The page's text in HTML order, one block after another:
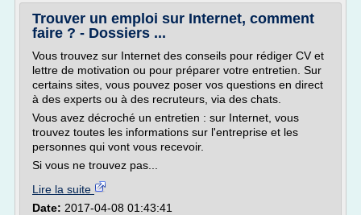
Trouver un emploi sur Internet, comment
faire ? - Dossiers ...
Vous trouvez sur Internet des conseils pour rédiger CV et
lettre de motivation ou pour préparer votre entretien. Sur
certains sites, vous pouvez poser vos questions en direct
à des experts ou à des recruteurs, via des chats.
Vous avez décroché un entretien : sur Internet, vous
trouvez toutes les informations sur l'entreprise et les
personnes qui vont vous recevoir.
Si vous ne trouvez pas...
Lire la suite
Date: 2017-04-08 01:43:41